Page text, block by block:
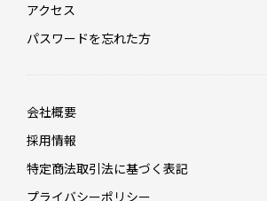
アクセス
パスワードを忘れた方
会社概要
採用情報
特定商法取引法に基づく表記
プライバシーポリシー